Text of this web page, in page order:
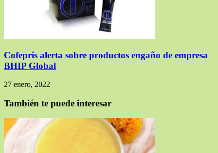
Cofepris alerta sobre productos engaño de empresa
BHIP Global
27 enero, 2022
También te puede interesar